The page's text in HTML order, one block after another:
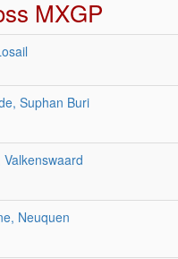
MXGP
Suphan Buri
Valkenswaard
Neuquen